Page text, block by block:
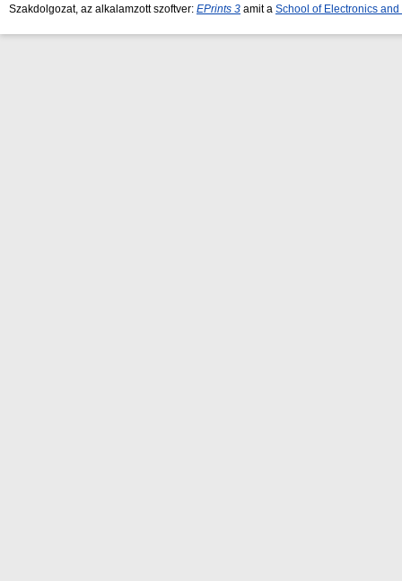
Szakdolgozat, az alkalamzott szoftver: EPrints 3 amit a School of Electronics